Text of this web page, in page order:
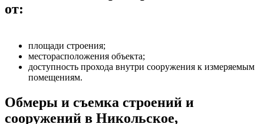
от:
площади строения;
месторасположения объекта;
доступность прохода внутри сооружения к измеряемым
помещениям.
Обмеры и съемка строений и
сооружений в Никольское,